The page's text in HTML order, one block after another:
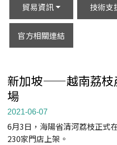
貿易資訊 技術支
官方相關連結
新加坡——越南荔枝
場
2021-06-07
6月3日，海陽省清河荔枝正式
230家門店上架。